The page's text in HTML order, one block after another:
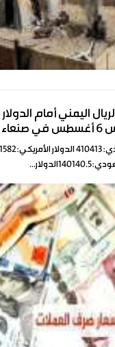
اليمني أمام